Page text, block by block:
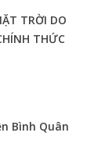
TRỜI DO
THỨC
Bình Quân